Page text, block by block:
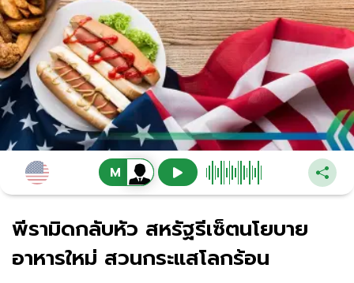
พีรามิดกลับหัว สหรัฐรีเซ็ตนโยบาย
อาหารใหม่ สวนกระแสโลกร้อน